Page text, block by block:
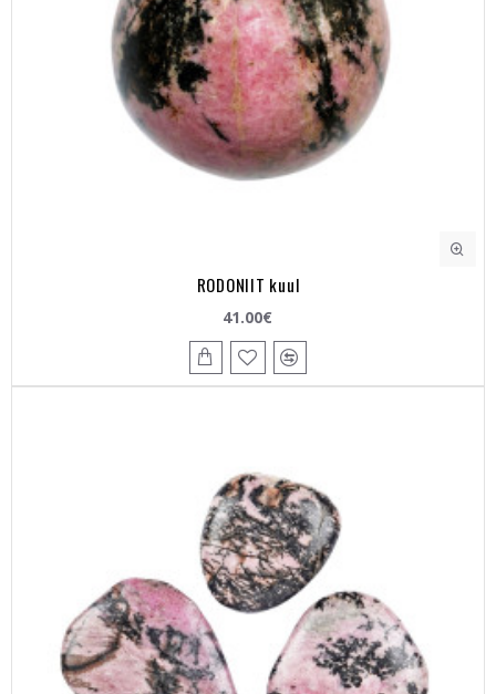
RODONIIT kuul
41.00€